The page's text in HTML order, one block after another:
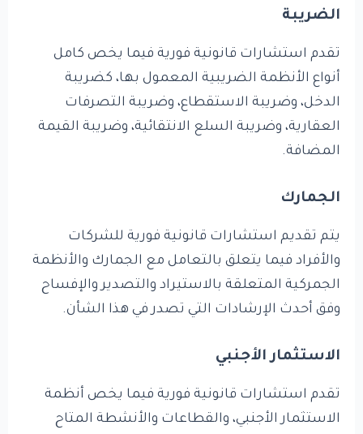
الضريبة
تقدم استشارات قانونية فورية فيما يخص كامل
أنواع الأنظمة الضريبية المعمول بها، كضريبة
الدخل، وضريبة الاستقطاع، وضريبة التصرفات
العقارية، وضريبة السلع الانتقائية، وضريبة القيمة
المضافة.
الجمارك
يتم تقديم استشارات قانونية فورية للشركات
والأفراد فيما يتعلق بالتعامل مع الجمارك والأنظمة
الجمركية المتعلقة بالاستيراد والتصدير والإفساح
وفق أحدث الإرشادات التي تصدر في هذا الشأن.
الاستثمار الأجنبي
تقدم استشارات قانونية فورية فيما يخص أنظمة
الاستثمار الأجنبي، والقطاعات والأنشطة المتاح